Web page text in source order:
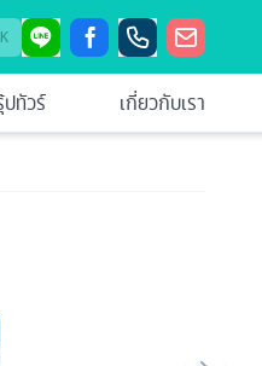
K
ทัวร์ เกี่ยวกับเรา